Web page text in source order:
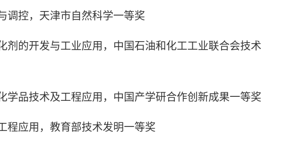
调控，天津市自然科学一等奖
剂的开发与工业应用，中国石油和化工工业联合会技术
学品技术及工程应用，中国产学研合作创新成果一等奖
程应用，教育部技术发明一等奖